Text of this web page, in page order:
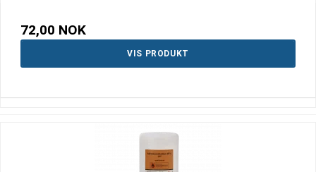
72,00 NOK
VIS PRODUKT